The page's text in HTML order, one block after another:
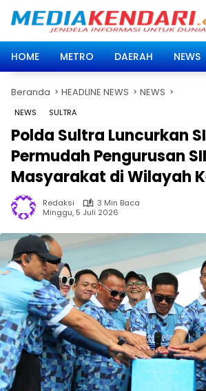
HOME
METRO DAERAH NEWS
Beranda HEADLINE NEWS NEWS
NEWS SULTRA
Polda Sultra Luncurkan
Permudah Pengurusan
Masyarakat di Wilayah
Redaksi
3 Min Baca
Minggu, 5 Juli 2026